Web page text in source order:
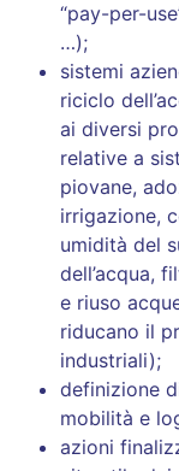
“pay-per-
…);
sistemi
riciclo
ai diversi
relative a
piovane,
irrigazione,
umidità del
dell’acqua,
e riuso
riducano il
industriali);
definizione
mobilità e
azioni